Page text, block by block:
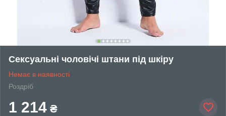
Сексуальні чоловічі штани під шкіру
Немає в наявності
Роздріб
1 214 ₴